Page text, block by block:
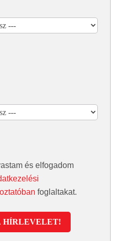
és elfogadom
foglaltakat.
HÍRLEVELET!